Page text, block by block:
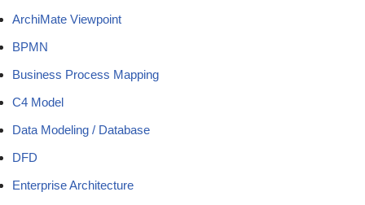
ArchiMate Viewpoint
BPMN
Business Process Mapping
C4 Model
Data Modeling / Database
DFD
Enterprise Architecture